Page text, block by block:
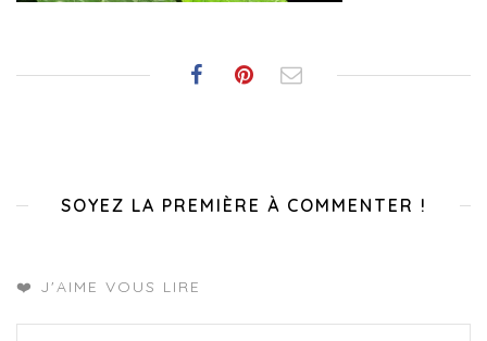
SOYEZ LA PREMIÈRE À COMMENTER !
❤️ J'AIME VOUS LIRE